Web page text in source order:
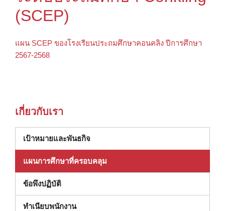
(SCEP)
แผน SCEP ของโรงเรียนประถมศึกษาคอนคลิง ปีการศึกษา
2567-2568
เกี่ยวกับเรา
เป้าหมายและพันธกิจ
แผนการศึกษาที่ครอบคลุม
ข้อพึงปฏิบัติ(เปิดในหน้าต่างใหม่)
ทําเนียบพนักงาน